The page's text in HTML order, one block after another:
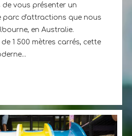
de vous présenter un
parc d'attractions que nous
en Australie.
1 500 mètres carrés, cette